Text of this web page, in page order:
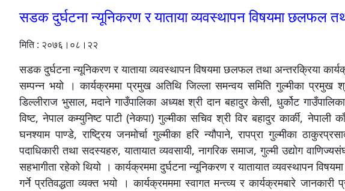
सडक दुर्घटना न्यूनिकरण र याताया व्यवस्थापन विषयमा छलफल
मिति : २०७६।०८।२२
सडक दुर्घटना न्यूनिकरण र याताया व्यवस्थापन विषयमा छलफल तथा अन्तरक्रिया
सम्पन्न भयो । कार्यक्रममा प्रमुख अतिथि जिल्ला समन्वय समिति गुल्मीका प्रमुख
डिल्लीराज भुसाल, मदाने गाउँपालिका अध्यक्ष श्री दान बहादुर केसी, धुर्कोट
विष्ट, नेपाल कम्युनिष्ट पाटी (नेकपा) गुल्मीका सचिव श्री विर बहादुर कार्की, नेपाली
घनश्याम पाण्डे, राष्ट्रिय जनमोर्चा गुल्मीका हरि न्यौपाने, रापप्रा गुल्मीका
पदाधिकारी तथा सदस्यहरु, यातायात व्यवसायी, नागरिक समाज, गुल्मी उद्योग
सहभागीता रहेको थियो । कार्यक्रममा दुर्घटना न्यूनिकरण र यातायात व्यवस्थापन
गर्ने प्रतिवद्धता व्यक्त भयो । कार्यक्रमममा स्वागत मन्त्व्य र कार्यक्रमबारे